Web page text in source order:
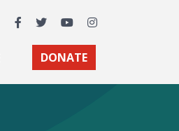
Facebook
TwitterYouTubeInstagram
DONATE